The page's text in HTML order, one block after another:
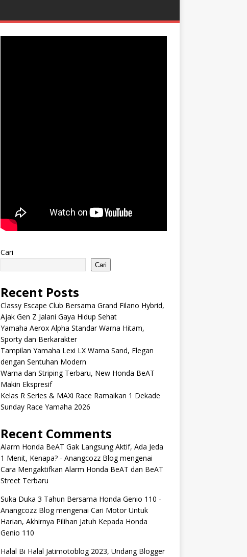
Cari
Cari
Recent Posts
Classy Escape Club Bersama Grand Filano Hybrid,
Ajak Gen Z Jalani Gaya Hidup Sehat
Yamaha Aerox Alpha Standar Warna Hitam,
Sporty dan Berkarakter
Tampilan Yamaha Lexi LX Warna Sand, Elegan
dengan Sentuhan Modern
Warna dan Striping Terbaru, New Honda BeAT
Makin Ekspresif
Kelas R Series & MAXi Race Ramaikan 1 Dekade
Sunday Race Yamaha 2026
Recent Comments
Alarm Honda BeAT Gak Langsung Aktif, Ada Jeda
1 Menit, Kenapa? - Anangcozz Blogmengenai
Cara Mengaktifkan Alarm Honda BeAT dan BeAT
Street Terbaru
Suka Duka 3 Tahun Bersama Honda Genio 110 -
Anangcozz Blogmengenai Cari Motor Untuk
Harian, Akhirnya Pilihan Jatuh Kepada Honda
Genio 110
Halal Bi Halal Jatimotoblog 2023, Undang Blogger